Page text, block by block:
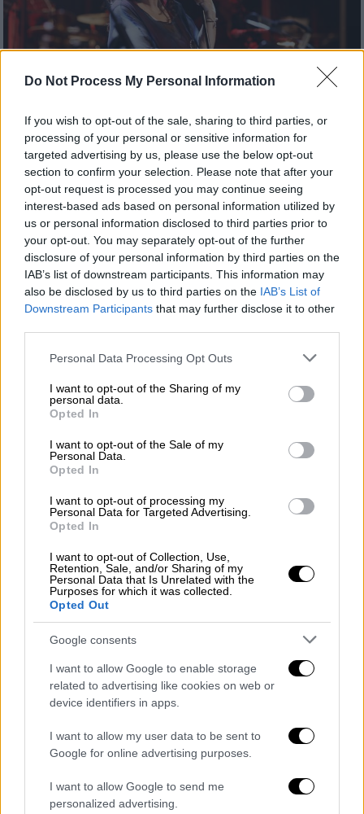
Do Not Process My Personal Information
If you wish to opt-out of the sale, sharing to third parties, or
processing of your personal or sensitive information for
targeted advertising by us, please use the below opt-out
section to confirm your selection. Please note that after your
opt-out request is processed you may continue seeing
interest-based ads based on personal information utilized by
us or personal information disclosed to third parties prior to
your opt-out. You may separately opt-out of the further
disclosure of your personal information by third parties on the
IAB’s list of downstream participants. This information may
also be disclosed by us to third parties on the IAB’s List of
Downstream Participants that may further disclose it to other
Please note that this website/app uses one or more Google
not limited to your visit or usage behaviour. You may click to
grant or deny consent to Google and its third-party tags to
use your data for below specified purposes in below Google
consent section.
Personal Data Processing Opt Outs
I want to opt-out of the Sharing of my
personal data.
Opted In
I want to opt-out of the Sale of my
Personal Data.
Opted In
I want to opt-out of processing my
Personal Data for Targeted Advertising.
Opted In
I want to opt-out of Collection, Use,
Retention, Sale, and/or Sharing of my
Personal Data that Is Unrelated with the
Purposes for which it was collected.
Opted Out
Google consents
I want to allow Google to enable storage
related to advertising like cookies on web or
device identifiers in apps.
I want to allow my user data to be sent to
Google for online advertising purposes.
I want to allow Google to send me
personalized advertising.
Lifestyle |26.07.2022 15:14
Ελένη Βιτάλη: Εσπευσμένα στο
νοσοκομείο - Ένιωσε ξαφνική αδιαθεσία
και διέκοψε συναυλία στη Ρόδο
Η εταιρία διοργάνωσης της συναυλίας
εξέδωσε σχετική ανακοίνωση για την Ελένη
Βιτάλη
Μουσική|12.12.2021 12:33
Σταμάτης Σπανουδάκης: «Προσπαθώ να
γίνω πάνω από όλα άνθρωπος - Ο
αγώνας μου είναι εναντίον του Σταμάτη»
«Πρώτα "ντύνω" τη δική μου χαρά και τον
δικό μου πόνο και εύχομαι να αγαπηθεί και
να αρέσει στον κόσμο» είπε πριν από την
εμφάνισή του στο Mega, ο γνωστός
μουσικοσυνθέτης